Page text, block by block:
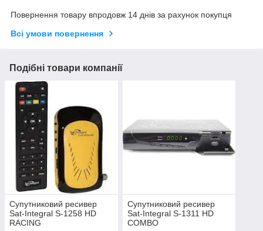
Повернення товару впродовж 14 днів за рахунок покупця
Всі умови повернення
Подібні товари компанії
Супутниковий ресивер
Sat-Integral S-1258 HD
RACING
Супутниковий ресивер
Sat-Integral S-1311 HD
COMBO